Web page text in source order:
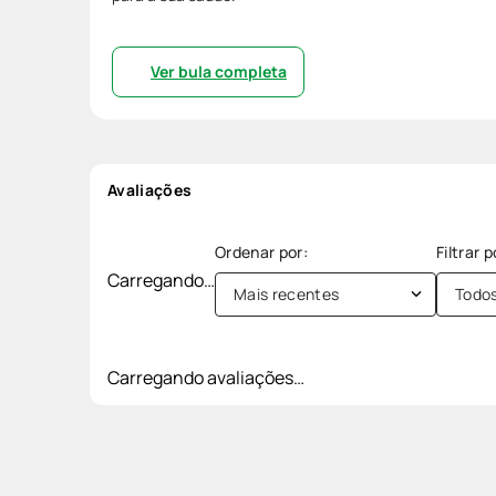
Ver bula completa
Avaliações
Carregando…
Mais recentes
Carregando avaliações…